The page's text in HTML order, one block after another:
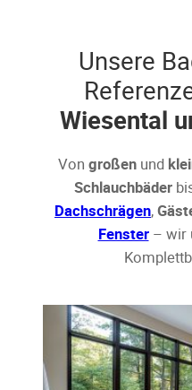
Unsere
Wiesental
Von großenund
Schlauchbäder
Dachschrägen,
Fenster– wir